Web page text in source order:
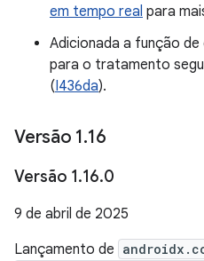
em tempo real para
Adicionada a função
para o tratamento
(I436da).
Versão 1.16
Versão 1.16.0
9 de abril de 2025
Lançamento de